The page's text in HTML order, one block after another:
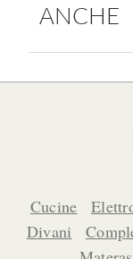
ANCHE
Cucine
Divani